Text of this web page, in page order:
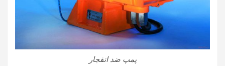
پمپ ضد انفجار